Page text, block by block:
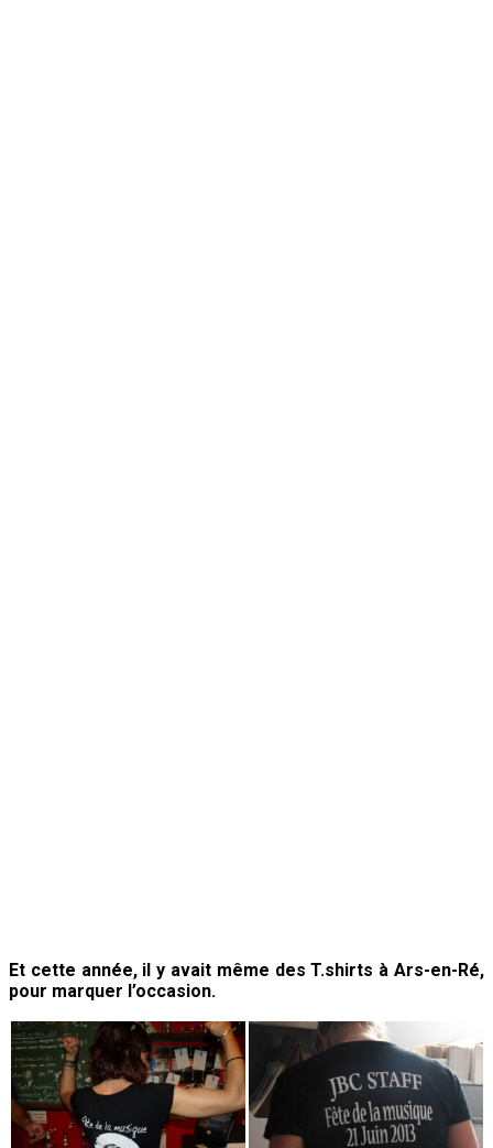
Et cette année, il y avait même des T.shirts à Ars-en-Ré,
pour marquer l’occasion.